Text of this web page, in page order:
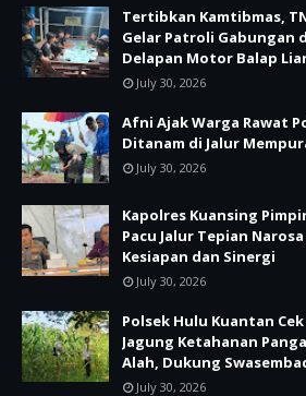
Tertibkan Kamtibmas,
Gelar Patroli Gabungan
Delapan Motor Balap
July 30, 2026
Afni Ajak Warga Rawat
Ditanam di Jalur
July 30, 2026
Kapolres Kuansing
Pacu Jalur Tepian
Kesiapan dan Sinergi
July 30, 2026
Polsek Hulu Kuantan
Jagung Ketahanan
Alah, Dukung
July 30, 2026